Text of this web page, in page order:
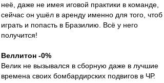
неё, даже не имея иговой практики в команде,
сейчас он ушёл в аренду именно для того, чтоб
играть и попасть в Бразилию. Всё у него
получится!
Веллитон -0%
Велик не вызывался в сборную даже в лучшие
времена своих бомбардирских подвигов в ЧР.